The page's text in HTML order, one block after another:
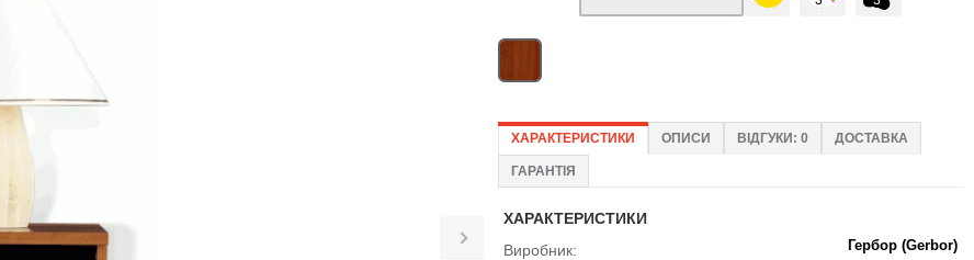
ХАРАКТЕРИСТИКИ ОПИСИ ВІДГУКИ: 0 ДОСТАВКА
ГАРАНТІЯ
ХАРАКТЕРИСТИКИ
Виробник:
Гербор (Gerbor)